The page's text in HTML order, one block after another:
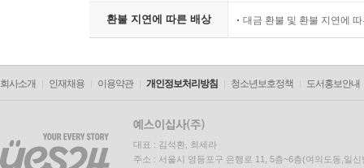
환불 지연에 따른 배상 대금 환불 및 환불 지연에
회사소개 인재채용 이용약관 개인정보처리방침 청소년보호정책 도서홍보안내
대표 : 김석환, 최세라
주소 : 서울시 영등포구 은행로 11, 5층~6층(여의도동,일신